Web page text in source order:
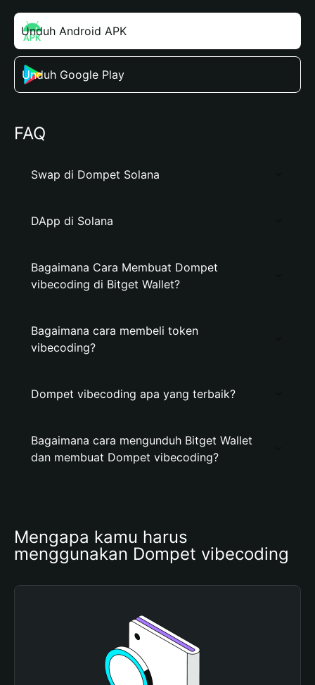
Unduh Android APK
Unduh Google Play
FAQ
Swap di Dompet Solana
DApp di Solana
Bagaimana Cara Membuat Dompet
vibecoding di Bitget Wallet?
Bagaimana cara membeli token
vibecoding?
Dompet vibecoding apa yang terbaik?
Bagaimana cara mengunduh Bitget Wallet
dan membuat Dompet vibecoding?
Mengapa kamu harus
menggunakan Dompet vibecoding